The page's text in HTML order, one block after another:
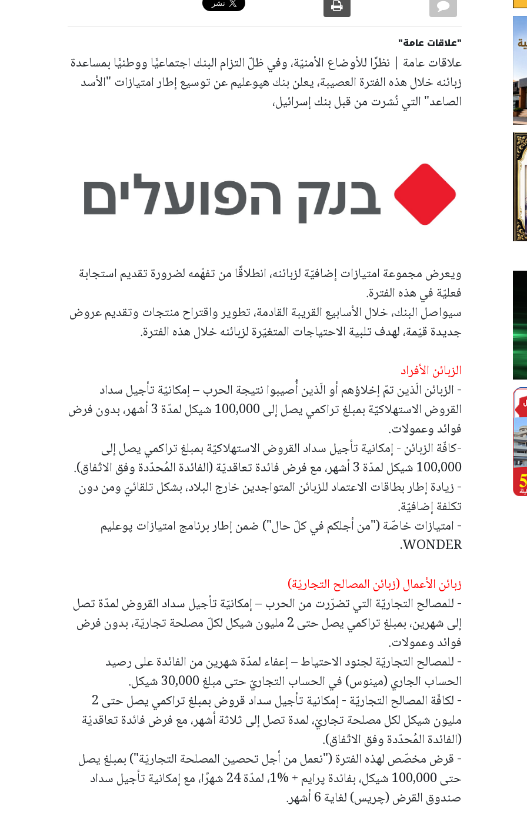
"علاقات عامة"
علاقات عامة | نظرًا للأوضاع الأمنيّة، وفي ظلّ التزام البنك اجتماعيًّا ووطنيًّا بمساعدة
زبائنه خلال هذه الفترة العصيبة، يعلن بنك هپوعليم عن توسيع إطار امتيازات "الأسد
الصاعد" التي نُشرت من قبل بنك إسرائيل،
ويعرض مجموعة امتيازات إضافيّة لزبائنه، انطلاقًا من تفهّمه لضرورة تقديم استجابة
فعليّة في هذه الفترة.
سيواصل البنك، خلال الأسابيع القريبة القادمة، تطوير واقتراح منتجات وتقديم عروض
جديدة قيّمة، لهدف تلبية الاحتياجات المتغيّرة لزبائنه خلال هذه الفترة.
الزبائن الأفراد
- الزبائن الّذين تمّ إخلاؤهم أو الّذين أُصيبوا نتيجة الحرب – إمكانيّة تأجيل سداد
القروض الاستهلاكيّة بمبلغ تراكمي يصل إلى 100,000 شيكل لمدّة 3 أشهر، بدون فرض
فوائد وعمولات.
-كافّة الزبائن - إمكانية تأجيل سداد القروض الاستهلاكيّة بمبلغ تراكمي يصل إلى
100,000 شيكل لمدّة 3 أشهر، مع فرض فائدة تعاقديّة (الفائدة المُحدّدة وفق الاتّفاق).
- زيادة إطار بطاقات الاعتماد للزبائن المتواجدين خارج البلاد، بشكل تلقائيّ ومن دون
تكلفة إضافيّة.
- امتيازات خاصّة ("من أجلكم في كلّ حال") ضمن إطار برنامج امتيازات پوعليم
WONDER.
زبائن الأعمال (زبائن المصالح التجاريّة)
- للمصالح التجاريّة التي تضرّرت من الحرب – إمكانيّة تأجيل سداد القروض لمدّة تصل
إلى شهرين، بمبلغ تراكمي يصل حتى 2 مليون شيكل لكلّ مصلحة تجاريّة، بدون فرض
فوائد وعمولات.
- للمصالح التجاريّة لجنود الاحتياط – إعفاء لمدّة شهرين من الفائدة على رصيد
الحساب الجاري (مينوس) في الحساب التجاريّ حتى مبلغ 30,000 شيكل.
- لكافّة المصالح التجاريّة - إمكانية تأجيل سداد قروض بمبلغ تراكمي يصل حتى 2
مليون شيكل لكل مصلحة تجاريّ، لمدة تصل إلى ثلاثة أشهر، مع فرض فائدة تعاقديّة
(الفائدة المُحدّدة وفق الاتّفاق).
- قرض مخصّص لهذه الفترة ("نعمل من أجل تحصين المصلحة التجاريّة") بمبلغ يصل
حتى 100,000 شيكل، بفائدة پرايم + %1، لمدّة 24 شهرًا، مع إمكانية تأجيل سداد
صندوق القرض (چريس) لغاية 6 أشهر.